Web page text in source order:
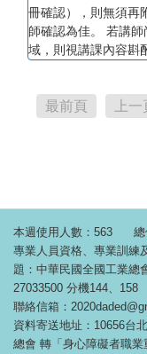
冊確認），則無須再
師確認為佳。 若講
域，則視講課內容斟
最前頁 上一
本週使用人數：563
專業人員資格、專業訓練
題：中華民國全國工業總
27033500 分機144、158
聯絡信箱：
資料寄送地址：10656台
總會 轉「身心障礙者職